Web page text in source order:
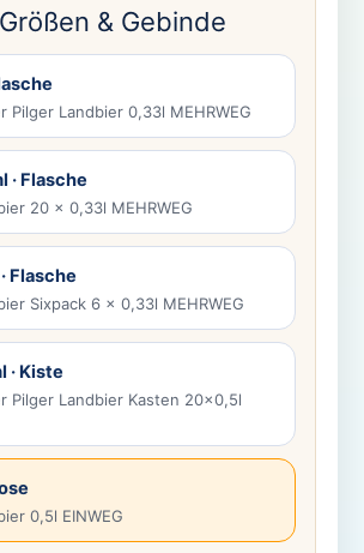
& Gebinde
Pilger Landbier 0,33l MEHRWEG
· Flasche
20 x 0,33l MEHRWEG
Flasche
Sixpack 6 x 0,33l MEHRWEG
· Kiste
Pilger Landbier Kasten 20×0,5l
0,5l EINWEG